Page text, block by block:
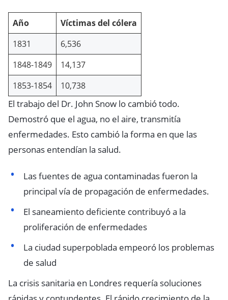
Año
Víctimas del cólera
1831
6,536
1848-1849
14,137
1853-1854
10,738
El trabajo del Dr. John Snow lo cambió todo.
Demostró que el agua, no el aire, transmitía
enfermedades. Esto cambió la forma en que las
personas entendían la salud.
Las fuentes de agua contaminadas fueron la
principal vía de propagación de enfermedades.
El saneamiento deficiente contribuyó a la
proliferación de enfermedades
La ciudad superpoblada empeoró los problemas
de salud
La crisis sanitaria en Londres requería soluciones